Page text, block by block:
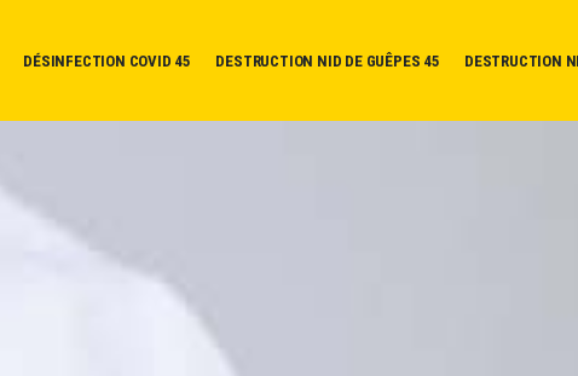
DÉSINFECTION COVID 45 DESTRUCTION NID DE GUÊPES 45 DESTRUCTION